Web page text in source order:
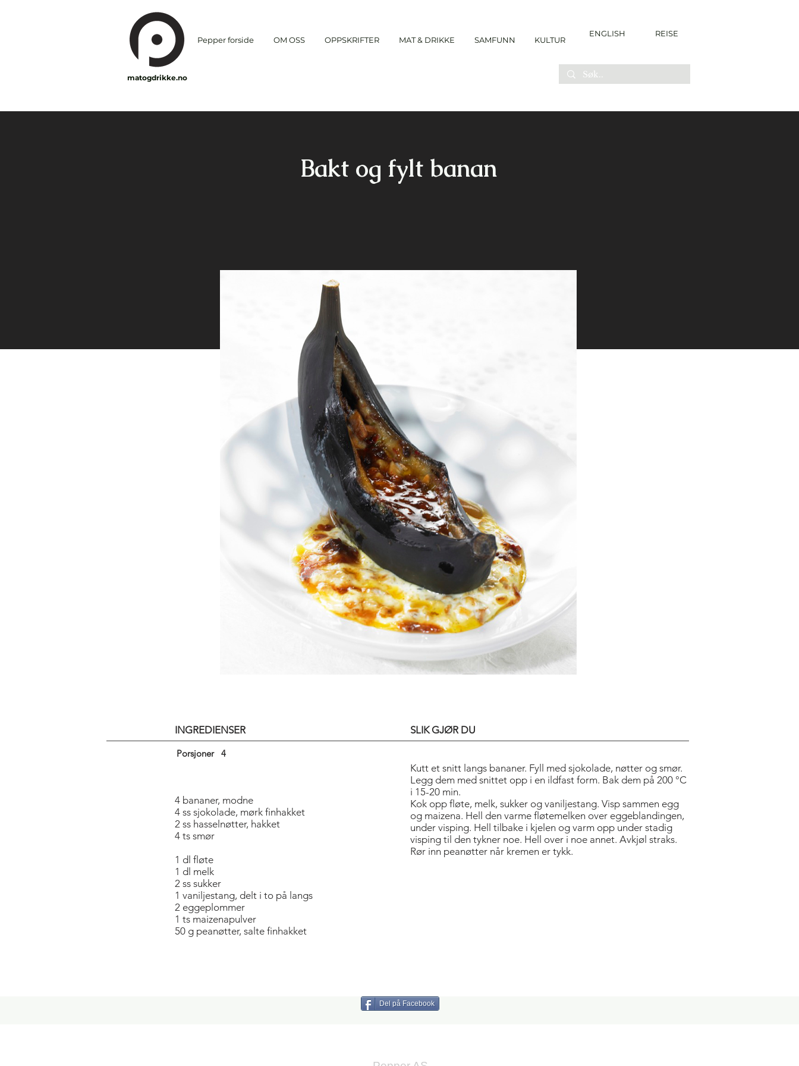
Pepper forside OM OSS OPPSKRIFTER MAT & DRIKKE SAMFUNN KULTUR
ENGLISH REISE
matogdrikke.no
Bakt og fylt banan
INGREDIENSER SLIK GJØR DU
Porsjoner 4
4 bananer, modne
4 ss sjokolade, mørk finhakket
2 ss hasselnøtter, hakket
4 ts smør
1 dl fløte
1 dl melk
2 ss sukker
1 vaniljestang, delt i to på langs
2 eggeplommer
1 ts maizenapulver
50 g peanøtter, salte finhakket
Kutt et snitt langs bananer. Fyll med sjokolade, nøtter og smør.
Legg dem med snittet opp i en ildfast form. Bak dem på 200 °C
i 15-20 min.
Kok opp fløte, melk, sukker og vaniljestang. Visp sammen egg
og maizena. Hell den varme fløtemelken over eggeblandingen,
under visping. Hell tilbake i kjelen og varm opp under stadig
visping til den tykner noe. Hell over i noe annet. Avkjøl straks.
Rør inn peanøtter når kremen er tykk.
Del på Facebook